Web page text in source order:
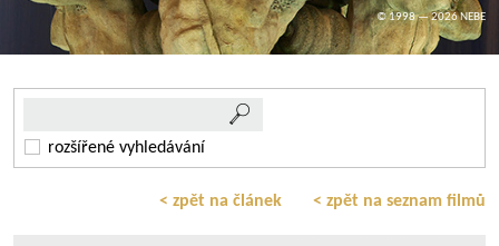
© 1998 — 2026 NEBE
rozšířené vyhledávání
< zpět na článek < zpět na seznam filmů